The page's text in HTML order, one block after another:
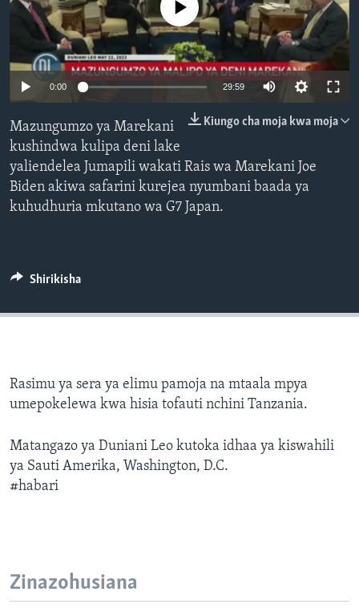
No media source currently available
0:00 29:59
Kiungo cha moja kwa moja
Mazungumzo ya Marekani
kushindwa kulipa deni lake
yaliendelea Jumapili wakati Rais wa Marekani Joe
Biden akiwa safarini kurejea nyumbani baada ya
kuhudhuria mkutano wa G7 Japan.
Shirikisha
Rasimu ya sera ya elimu pamoja na mtaala mpya
umepokelewa kwa hisia tofauti nchini Tanzania.
Matangazo ya Duniani Leo kutoka idhaa ya kiswahili
ya Sauti Amerika, Washington, D.C.
#habari
Zinazohusiana